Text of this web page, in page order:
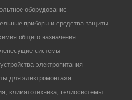
оборудование
приборы и средства защиты
общего назначения
системы
электропитания
для электромонтажа
климатотехника, гелиосистемы